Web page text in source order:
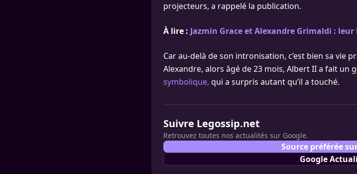
projecteurs, a rappelé la publication.
À lire : Jazmin Grace et Alexandre Grimaldi :
Car au-delà de son intronisation, c’est bien sa vie
Alexandre, alors âgé de 23 mois, Albert II a fait un
symbolique, qui a surpris autant qu’il a touché.
Suivre Legossip.net
Retrouvez toutes nos actualités sur Google.
Source préférée
Google